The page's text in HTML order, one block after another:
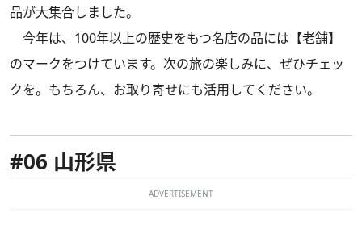
品が大集合しました。
今年は、100年以上の歴史をもつ名店の品には【老舗】
のマークをつけています。次の旅の楽しみに、ぜひチェッ
クを。もちろん、お取り寄せにも活用してください。
#06 山形県
ADVERTISEMENT